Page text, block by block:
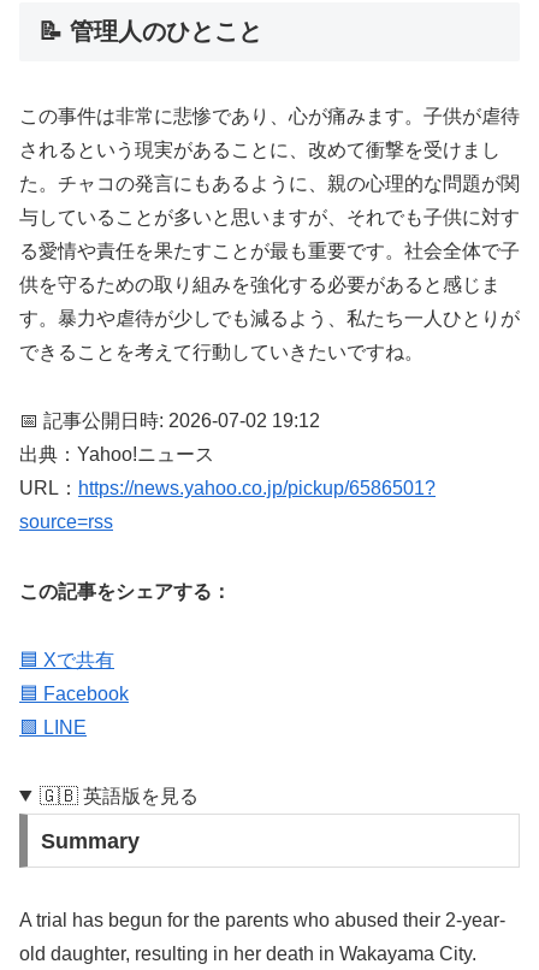
📝 管理人のひとこと
この事件は非常に悲惨であり、心が痛みます。子供が虐待
されるという現実があることに、改めて衝撃を受けまし
た。チャコの発言にもあるように、親の心理的な問題が関
与していることが多いと思いますが、それでも子供に対す
る愛情や責任を果たすことが最も重要です。社会全体で子
供を守るための取り組みを強化する必要があると感じま
す。暴力や虐待が少しでも減るよう、私たち一人ひとりが
できることを考えて行動していきたいですね。
📅 記事公開日時: 2026-07-02 19:12
出典：Yahoo!ニュース
URL： https://news.yahoo.co.jp/pickup/6586501?
source=rss
この記事をシェアする：
🟦 Xで共有
🟦 Facebook
🟩 LINE
🇬🇧 英語版を見る
Summary
A trial has begun for the parents who abused their 2-year-
old daughter, resulting in her death in Wakayama City.